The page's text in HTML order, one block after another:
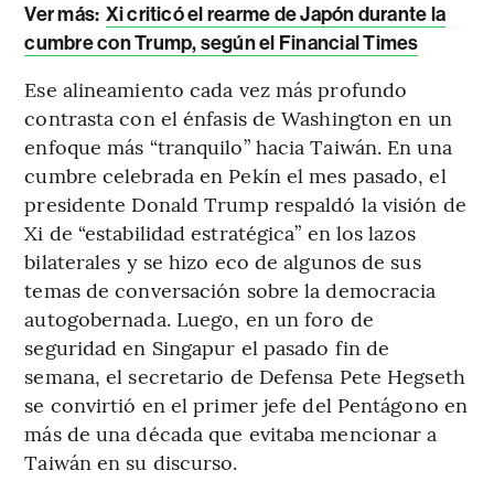
Ver más: Xi criticó el rearme de Japón durante la
cumbre con Trump, según el Financial Times
Ese alineamiento cada vez más profundo
contrasta con el énfasis de Washington en un
enfoque más “tranquilo” hacia Taiwán. En una
cumbre celebrada en Pekín el mes pasado, el
presidente Donald Trump respaldó la visión de
Xi de “estabilidad estratégica” en los lazos
bilaterales y se hizo eco de algunos de sus
temas de conversación sobre la democracia
autogobernada. Luego, en un foro de
seguridad en Singapur el pasado fin de
semana, el secretario de Defensa Pete Hegseth
se convirtió en el primer jefe del Pentágono en
más de una década que evitaba mencionar a
Taiwán en su discurso.